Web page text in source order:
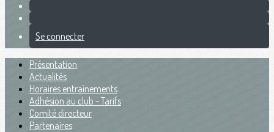
Se connecter
Présentation
Actualités
Horaires entraînements
Adhésion au club - Tarifs
Comité directeur
Partenaires